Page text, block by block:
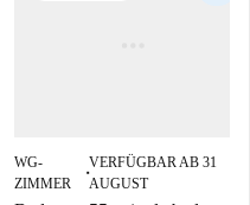
WG-
ZIMMER
■
VERFÜGBAR AB 31
AUGUST